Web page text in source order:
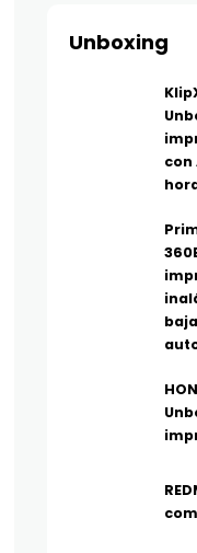
Unboxing
con